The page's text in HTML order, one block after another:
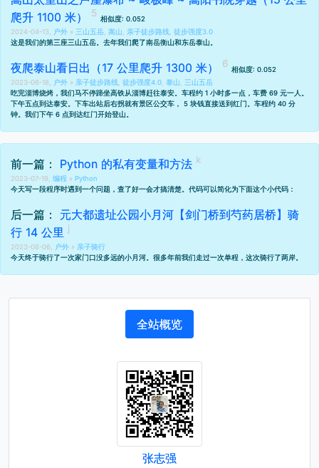
爬升 1100 米）
相似度: 0.052
2024-04-13,
户外 » 三山五岳 嵩山 亲子徒步路线 徒步强度3.0
这是我们的第三座三山五岳。去年我们爬了南岳衡山和东岳泰山
夜爬泰山看日出（17 公里爬升 1300 米）
相似度: 0.052
2023-06-18,
户外 » 亲子徒步路线 徒步强度4.0 泰山
三山五岳
吃完淄博烧烤 ，我们马不停蹄坐高铁从淄博赶往泰安。车程约 1 小时多一点，车费 69 元一人。
下午五点到达泰安。下车出站后右拐就有景区公交车， 5 块钱直接送到红门。车程约 40 分
钟。我们下午 6 点到达红门开始登山。
前一篇： Python 的私有变量和方法
2023-07-19, 编程 » Python
今天写一段程序时遇到一个问题，查了好一会才搞清楚。代码可以简化为下面这个小代码：
后一篇：
元大都遗址公园小月河【剑门桥到芍药居桥】骑
行 14 公里
2023-08-06, 户外 » 亲子骑行
今天终于骑行了一次家门口没多远的小月河。很多年前我们走过一次单程，这次骑行了两岸。
全站概览
张志强